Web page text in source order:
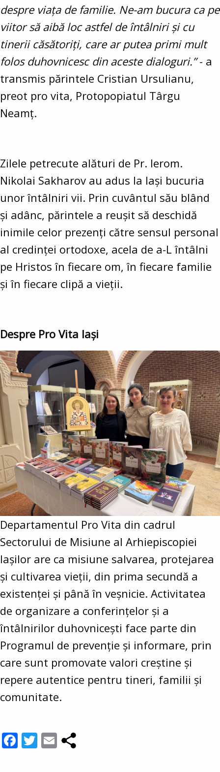
despre viața de familie. Ne-am bucura ca pe
viitor să aibă loc astfel de întâlniri și cu
tinerii căsătoriți, care ar putea primi mult
folos duhovnicesc din aceste dialoguri.”- a
transmis părintele Cristian Ursulianu,
preot pro vita, Protopopiatul Târgu
Neamț.
Zilele petrecute alături de Pr. Ierom.
Nikolai Sakharov au adus la Iași bucuria
unor întâlniri vii. Prin cuvântul său blând
și adânc, părintele a reușit să deschidă
inimile celor prezenți către sensul personal
al credinței ortodoxe, acela de a-L întâlni
pe Hristos în fiecare om, în fiecare familie
și în fiecare clipă a vieții.
Despre Pro Vita Iași
Departamentul Pro Vita din cadrul
Sectorului de Misiune al Arhiepiscopiei
Iașilor are ca misiune salvarea, protejarea
și cultivarea vieții, din prima secundă a
existenței și până în veșnicie. Activitatea
de organizare a conferințelor și a
întâlnirilor duhovnicești face parte din
Programul de prevenție și informare, prin
care sunt promovate valori creștine și
repere autentice pentru tineri, familii și
comunitate.
Facebook
Twitter
Email